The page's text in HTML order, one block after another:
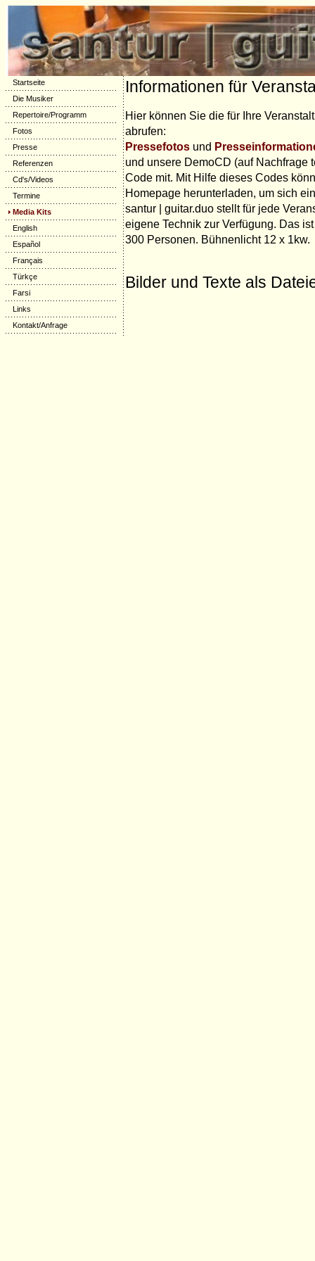
Startseite
Die Musiker
Repertoire/Programm
Fotos
Presse
Referenzen
Cd's/Videos
Termine
Media Kits
English
Español
Français
Türkçe
Farsi
Links
Kontakt/Anfrage
Informationen für
Hier können Sie die für Ihre
abrufen:
Pressefotos und
und unsere DemoCD (auf Nachfrage
Code mit. Mit Hilfe dieses Codes
Homepage herunterladen, um sich
santur | guitar.duo stellt für jede
eigene Technik zur Verfügung. Das
300 Personen. Bühnenlicht 12 x 1kw.
Bilder und Texte als